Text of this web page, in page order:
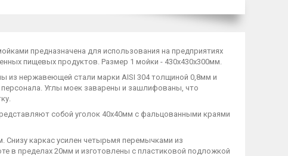
предназначена для использования на предприятиях
пищевых продуктов. Размер 1 мойки - 430х430х300мм.
из нержавеющей стали марки AISI 304 толщиной 0,8мм и
Углы моек заварены и зашлифованы, что
собой уголок 40х40мм с фальцованными краями
каркас усилен четырьмя перемычками из
в пределах 20мм и изготовлены с пластиковой подложкой